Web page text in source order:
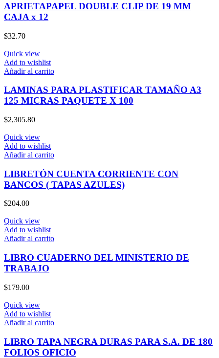
APRIETAPAPEL DOUBLE CLIP DE 19 MM
CAJA x 12
$32.70
Quick view
Add to wishlist
Añadir al carrito
LAMINAS PARA PLASTIFICAR TAMAÑO A3
125 MICRAS PAQUETE X 100
$2,305.80
Quick view
Add to wishlist
Añadir al carrito
LIBRETÓN CUENTA CORRIENTE CON
BANCOS ( TAPAS AZULES)
$204.00
Quick view
Add to wishlist
Añadir al carrito
LIBRO CUADERNO DEL MINISTERIO DE
TRABAJO
$179.00
Quick view
Add to wishlist
Añadir al carrito
LIBRO TAPA NEGRA DURAS PARA S.A. DE 180
FOLIOS OFICIO